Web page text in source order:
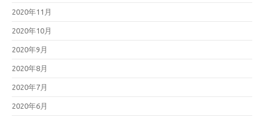
2020年11月
2020年10月
2020年9月
2020年8月
2020年7月
2020年6月